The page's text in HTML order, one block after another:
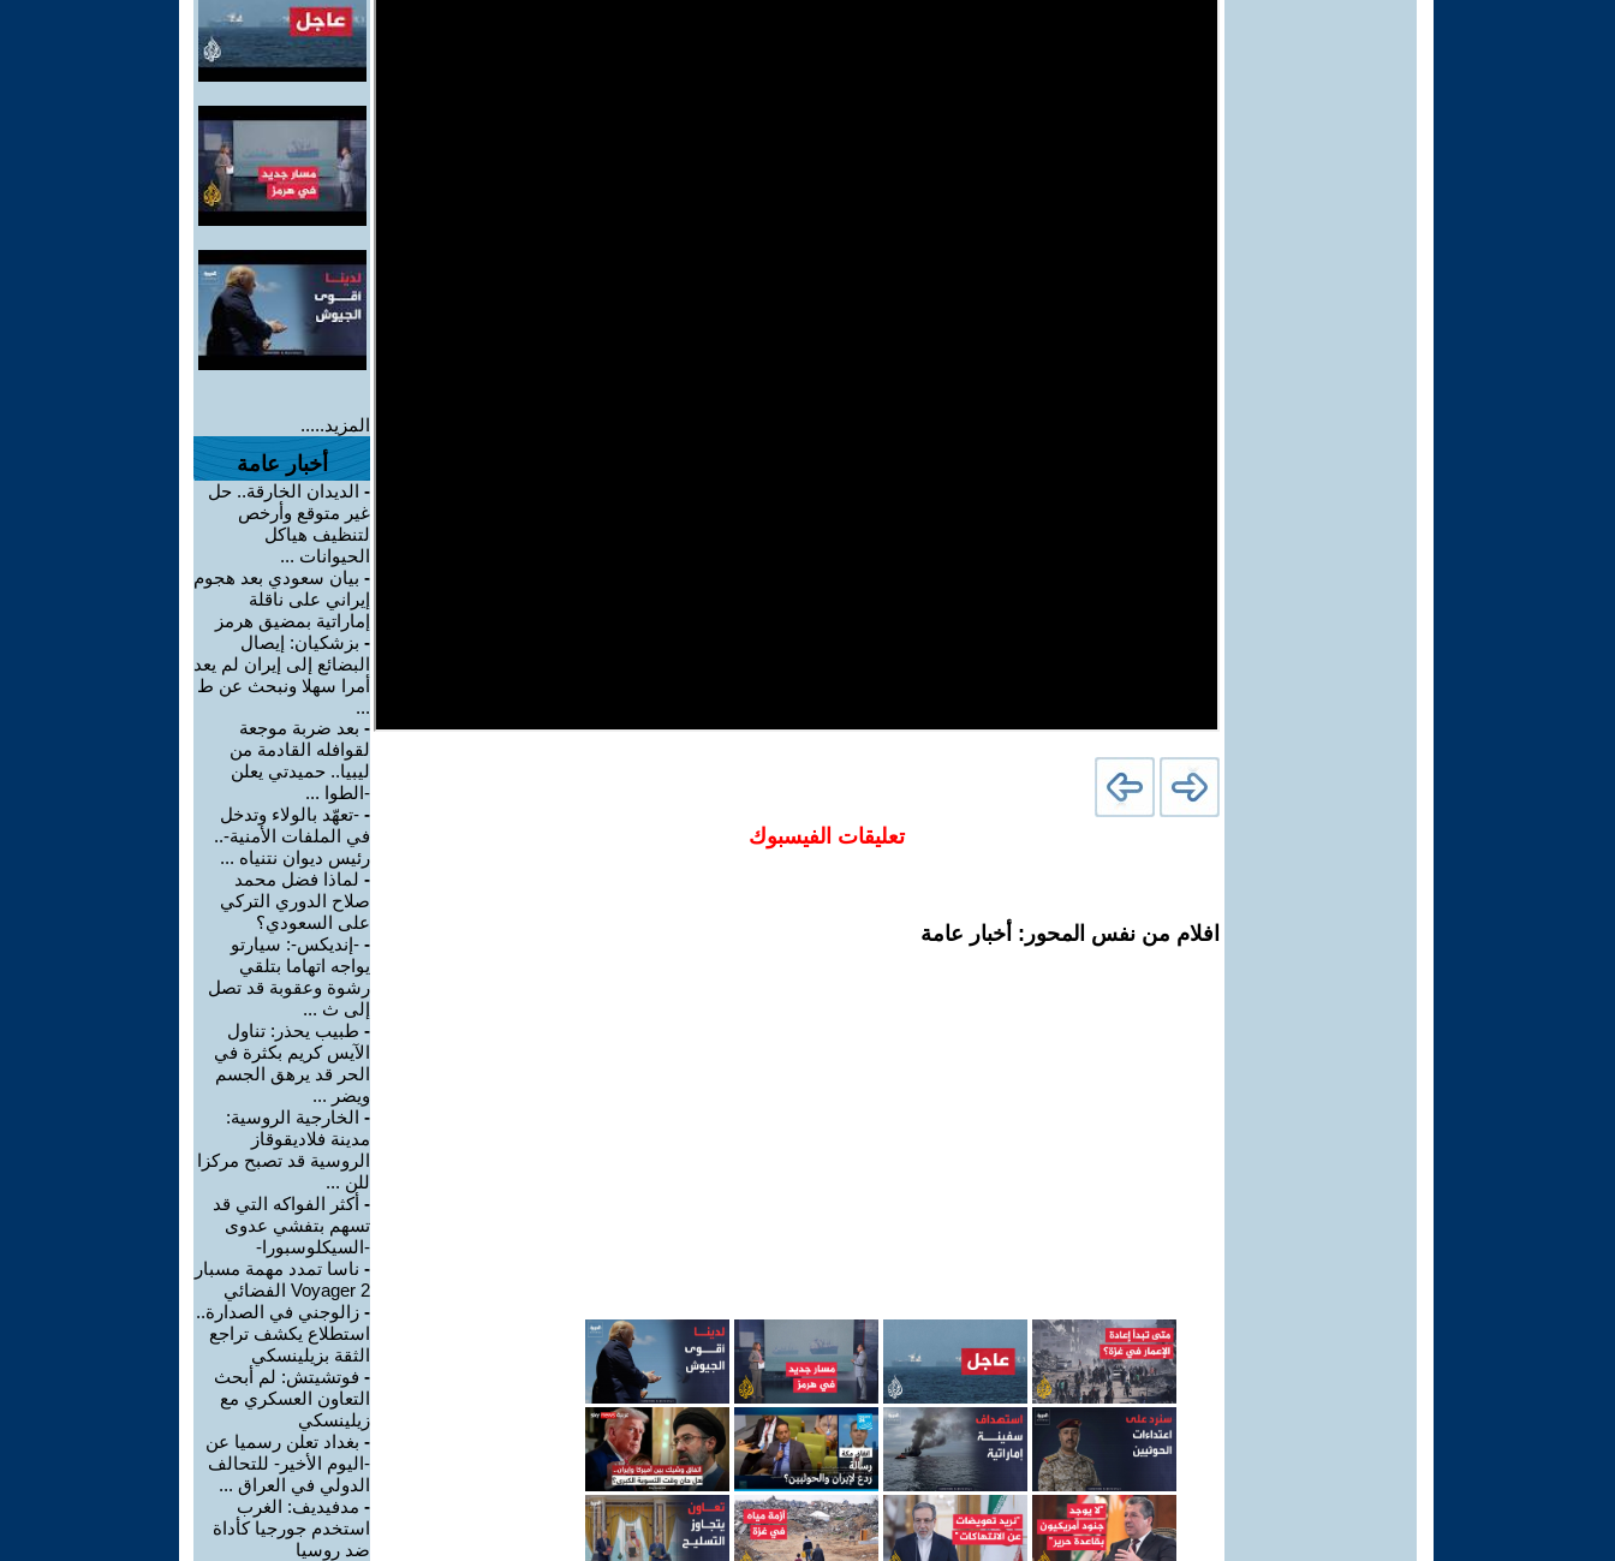
تعليقات الفيسبوك
افلام من نفس المحور: أخبار عامة
المزيد.....
أخبار عامة
- الديدان الخارقة.. حل
غير متوقع وأرخص
لتنظيف هياكل
الحيوانات ...
- بيان سعودي بعد هجوم
إيراني على ناقلة
إماراتية بمضيق هرمز
- بزشكيان: إيصال
البضائع إلى إيران لم يعد
أمرا سهلا ونبحث عن ط
...
- بعد ضربة موجعة
لقوافله القادمة من
ليبيا.. حميدتي يعلن
-الطوا ...
- -تعهّد بالولاء وتدخل
في الملفات الأمنية-..
رئيس ديوان نتنياه ...
- لماذا فضل محمد
صلاح الدوري التركي
على السعودي؟
- -إنديكس-: سيارتو
يواجه اتهاما بتلقي
رشوة وعقوبة قد تصل
إلى ث ...
- طبيب يحذر: تناول
الآيس كريم بكثرة في
الحر قد يرهق الجسم
ويضر ...
- الخارجية الروسية:
مدينة فلاديقوقاز
الروسية قد تصبح مركزا
للن ...
- أكثر الفواكه التي قد
تسهم بتفشي عدوى
-السيكلوسبورا-
- ناسا تمدد مهمة مسبار
Voyager 2 الفضائي
- زالوجني في الصدارة..
استطلاع يكشف تراجع
الثقة بزيلينسكي
- فوتشيتش: لم أبحث
التعاون العسكري مع
زيلينسكي
- بغداد تعلن رسميا عن
-اليوم الأخير- للتحالف
الدولي في العراق ...
- مدفيديف: الغرب
استخدم جورجيا كأداة
ضد روسيا